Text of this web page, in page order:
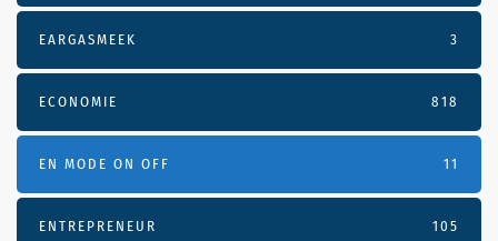
EARGASMEEK 3
ECONOMIE 818
EN MODE ON OFF 11
ENTREPRENEUR 105